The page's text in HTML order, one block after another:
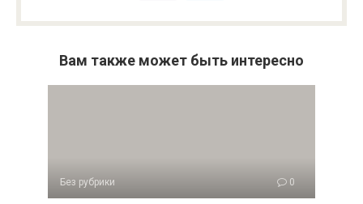
Вам также может быть интересно
Без рубрики 0